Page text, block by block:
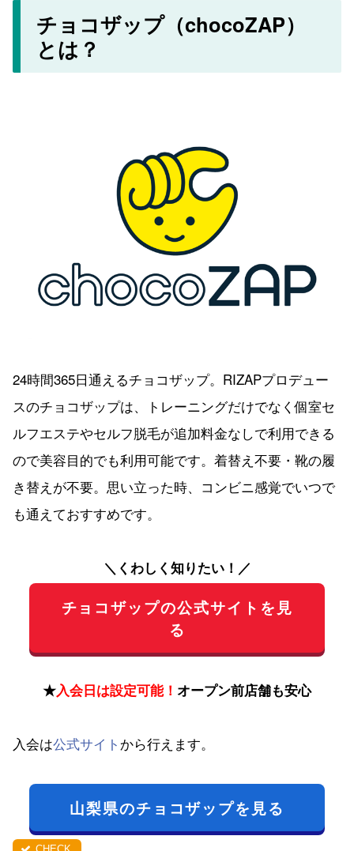
チョコザップ（chocoZAP）
とは？
24時間365日通えるチョコザップ。RIZAPプロデュー
スのチョコザップは、トレーニングだけでなく個室セ
ルフエステやセルフ脱毛が追加料金なしで利用できる
ので美容目的でも利用可能です。着替え不要・靴の履
き替えが不要。思い立った時、コンビニ感覚でいつで
も通えておすすめです。
＼くわしく知りたい！／
チョコザップの公式サイトを見
る
★入会日は設定可能！ オープン前店舗も安心
入会は公式サイト から行えます。
山梨県のチョコザップを見る